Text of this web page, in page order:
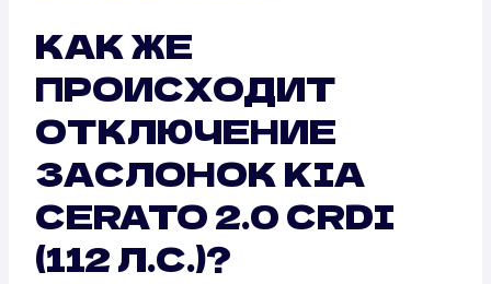
КАК ЖЕ
ПРОИСХОДИТ
ОТКЛЮЧЕНИЕ
ЗАСЛОНОК KIA
CERATO 2.0 CRDI
(112 Л.С.)?